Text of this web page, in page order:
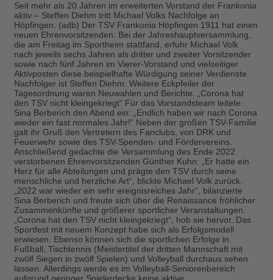
Seit mehr als 20 Jahren im erweiterten Vorstand der Frankonia
aktiv – Steffen Diehm tritt Michael Volks Nachfolge an
Höpfingen. (adb) Der TSV Frankonia Höpfingen 1911 hat einen
neuen Ehrenvorsitzenden: Bei der Jahreshauptversammlung,
die am Freitag im Sportheim stattfand, erfuhr Michael Volk
nach jeweils sechs Jahren als dritter und zweiter Vorsitzender
sowie nach fünf Jahren im Vierer-Vorstand und vielseitiger
Aktivposten diese beispielhafte Würdigung seiner Verdienste.
Nachfolger ist Steffen Diehm. Weitere Eckpfeiler der
Tagesordnung waren Neuwahlen und Berichte. „Corona hat
den TSV nicht kleingekriegt“ Für das Vorstandsteam leitete
Sina Berberich den Abend ein: „Endlich haben wir nach Corona
wieder ein fast normales Jahr!“ Neben der großen TSV-Familie
galt ihr Gruß den Vertretern des Fanclubs, von DRK und
Feuerwehr sowie des TSV-Spenden- und Fördervereins.
Anschließend gedachte die Versammlung des Ende 2022
verstorbenen Ehrenvorsitzenden Günther Kuhn: „Er hatte ein
Herz für alle Abteilungen und prägte den TSV durch seine
menschliche und herzliche Art“, blickte Michael Volk zurück.
„2022 war wieder ein sehr ereignisreiches Jahr“, bilanzierte
Sina Berberich und freute sich über die Renaissance fröhlicher
Zusammenkünfte und größerer sportlicher Veranstaltungen.
„Corona hat den TSV nicht kleingekriegt“, hob sie hervor. Das
Sportfest mit neuem Konzept habe sich als Erfolgsmodell
erwiesen. Ebenso können sich die sportlichen Erfolge in
Fußball, Tischtennis (Meistertitel der dritten Mannschaft mit
zwölf Siegen in zwölf Spielen) und Volleyball durchaus sehen
lassen. Allerdings werde es im Volleyball-Seniorenbereich